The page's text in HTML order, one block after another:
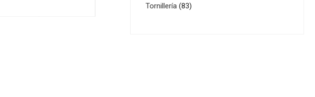
productos
Tornillería 8383